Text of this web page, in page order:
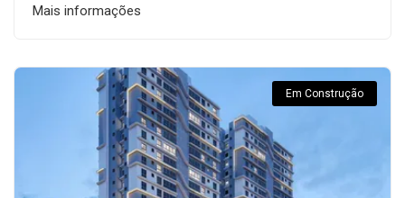
Mais informações
Em Construção